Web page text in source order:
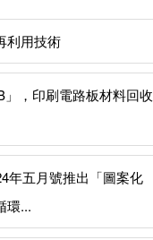
利用技術
，印刷電路板材料回收
年五月號推出「圖案化
環...